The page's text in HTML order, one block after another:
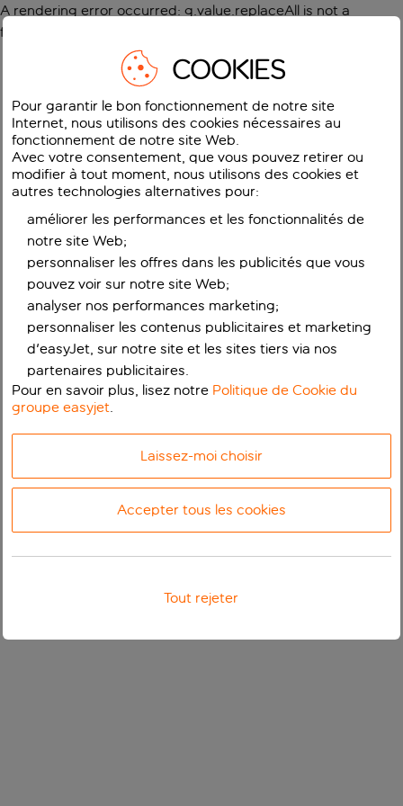
A rendering error occurred: g.value.replaceAll is not a
function
COOKIES
Pour garantir le bon fonctionnement de notre site
Internet, nous utilisons des cookies nécessaires au
fonctionnement de notre site Web.
Avec votre consentement, que vous pouvez retirer ou
modifier à tout moment, nous utilisons des cookies et
autres technologies alternatives pour:
améliorer les performances et les fonctionnalités de
notre site Web;
personnaliser les offres dans les publicités que vous
pouvez voir sur notre site Web;
analyser nos performances marketing;
personnaliser les contenus publicitaires et marketing
d'easyJet, sur notre site et les sites tiers via nos
partenaires publicitaires.
Pour en savoir plus, lisez notre Politique de Cookie du
groupe easyjet.
Laissez-moi choisir
Accepter tous les cookies
Tout rejeter